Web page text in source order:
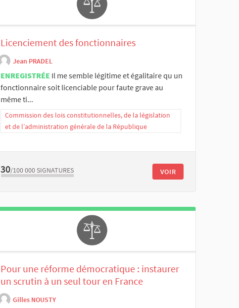
Licenciement des fonctionnaires
Jean PRADEL
ENREGISTRÉE Il me semble légitime et égalitaire qu un
fonctionnaire soit licenciable pour faute grave au
même ti...
Commission des lois constitutionnelles, de la législation
et de l’administration générale de la République
30/100 000 SIGNATURES VOIR
Pour une réforme démocratique : instaurer
un scrutin à un seul tour en France
Gilles NOUSTY